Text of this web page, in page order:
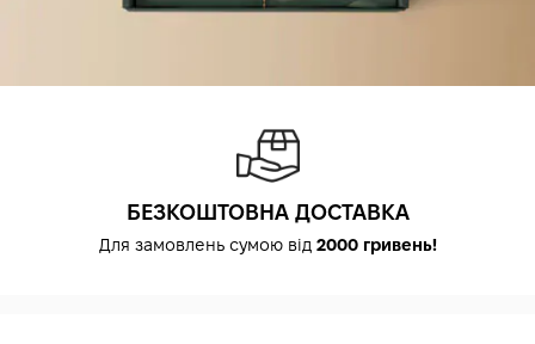
БЕЗКОШТОВНА ДОСТАВКА
Для замовлень сумою від 2000 гривень!